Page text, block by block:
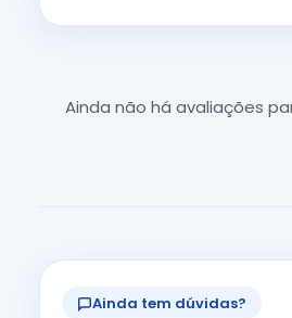
Ainda não há avaliações
Ainda tem dúvidas?